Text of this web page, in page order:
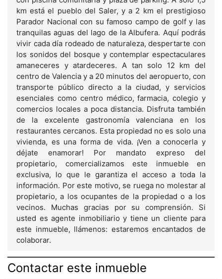
km está el pueblo del Saler, y a 2 km el prestigioso
Parador Nacional con su famoso campo de golf y las
tranquilas aguas del lago de la Albufera. Aquí podrás
vivir cada día rodeado de naturaleza, despertarte con
los sonidos del bosque y contemplar espectaculares
amaneceres y atardeceres. A tan solo 12 km del
centro de Valencia y a 20 minutos del aeropuerto, con
transporte público directo a la ciudad, y servicios
esenciales como centro médico, farmacia, colegio y
comercios locales a poca distancia. Disfruta también
de la excelente gastronomía valenciana en los
restaurantes cercanos. Esta propiedad no es solo una
vivienda, es una forma de vida. ¡Ven a conocerla y
déjate enamorar! Por mandato expreso del
propietario, comercializamos este inmueble en
exclusiva, lo que le garantiza el acceso a toda la
información. Por este motivo, se ruega no molestar al
propietario, a los ocupantes de la propiedad o a los
vecinos. Muchas gracias por su comprensión. Si
usted es agente inmobiliario y tiene un cliente para
este inmueble, llámenos: estaremos encantados de
colaborar.
Contactar este inmueble